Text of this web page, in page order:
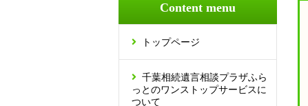
Content menu
トップページ
千葉相続遺言相談プラザふら
っとのワンストップサービスに
ついて